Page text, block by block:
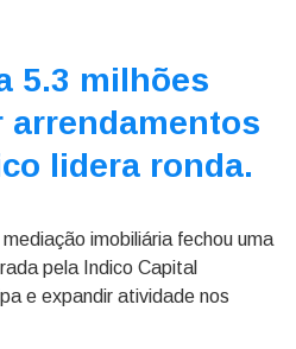
5.3 milhões
arrendamentos
lidera ronda.
imobiliária fechou uma
pela Indico Capital
e expandir atividade nos